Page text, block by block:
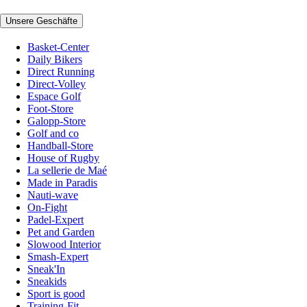
Unsere Geschäfte
Basket-Center
Daily Bikers
Direct Running
Direct-Volley
Espace Golf
Foot-Store
Galopp-Store
Golf and co
Handball-Store
House of Rugby
La sellerie de Maé
Made in Paradis
Nauti-wave
On-Fight
Padel-Expert
Pet and Garden
Slowood Interior
Smash-Expert
Sneak'In
Sneakids
Sport is good